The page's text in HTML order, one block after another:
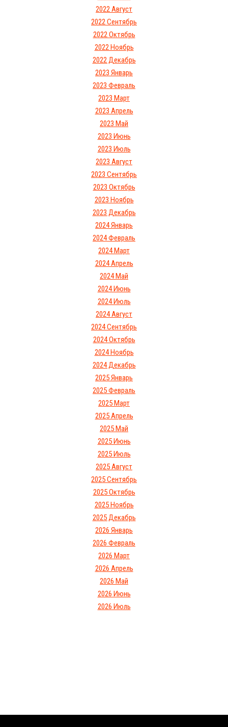
2022 Август
2022 Сентябрь
2022 Октябрь
2022 Ноябрь
2022 Декабрь
2023 Январь
2023 Февраль
2023 Март
2023 Апрель
2023 Май
2023 Июнь
2023 Июль
2023 Август
2023 Сентябрь
2023 Октябрь
2023 Ноябрь
2023 Декабрь
2024 Январь
2024 Февраль
2024 Март
2024 Апрель
2024 Май
2024 Июнь
2024 Июль
2024 Август
2024 Сентябрь
2024 Октябрь
2024 Ноябрь
2024 Декабрь
2025 Январь
2025 Февраль
2025 Март
2025 Апрель
2025 Май
2025 Июнь
2025 Июль
2025 Август
2025 Сентябрь
2025 Октябрь
2025 Ноябрь
2025 Декабрь
2026 Январь
2026 Февраль
2026 Март
2026 Апрель
2026 Май
2026 Июнь
2026 Июль